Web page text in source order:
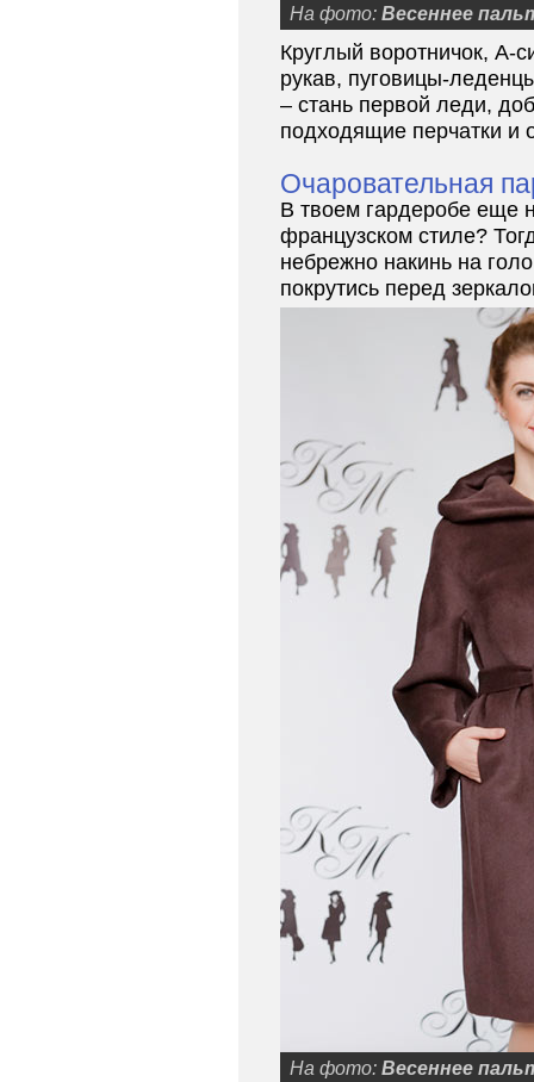
На фото: Весеннее
Круглый воротничок, А-
рукав, пуговицы-
– стань первой леди,
подходящие перчатки и
Очаровательная
В твоем гардеробе еще
французском стиле?
небрежно накинь на
покрутись перед
На фото: Весеннее